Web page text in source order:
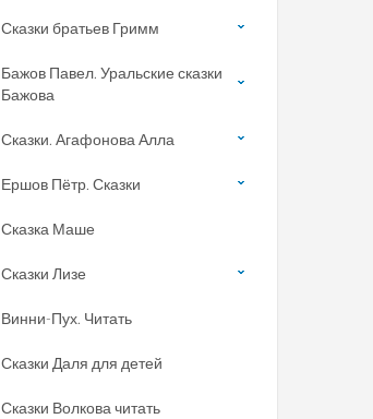
Сказки братьев Гримм
Бажов Павел. Уральские сказки
Бажова
Сказки. Агафонова Алла
Ершов Пётр. Сказки
Сказка Маше
Сказки Лизе
Винни-Пух. Читать
Сказки Даля для детей
Сказки Волкова читать